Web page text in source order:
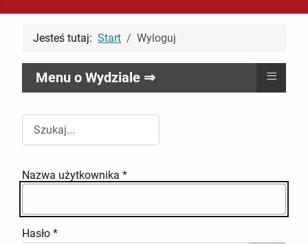
Jesteś tutaj: Start Wyloguj
Menu o Wydziale ⇒ ≡
Nazwa użytkownika *
Hasło *